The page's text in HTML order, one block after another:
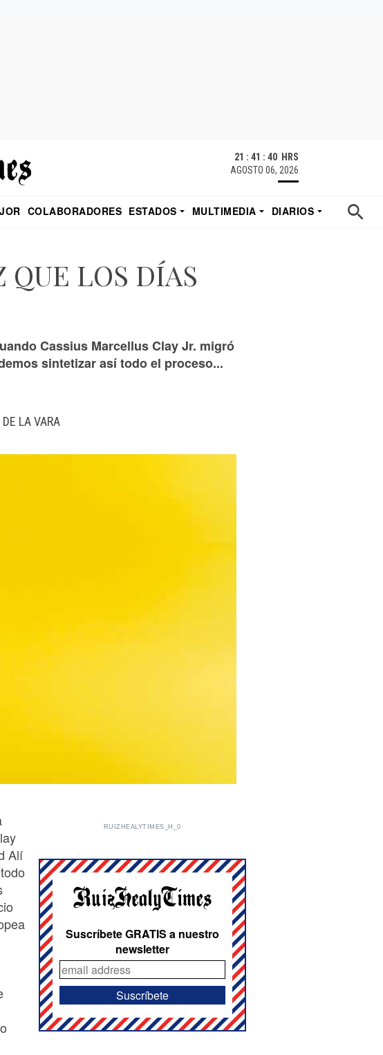
21 : 41 : 41 HRS
AGOSTO 06, 2026
COLABORADORES ESTADOS MULTIMEDIA
DIARIOS
QUE LOS DÍAS
Cassius Marcellus Clay Jr. migró
sintetizar así todo el proceso...
LA VARA
Alí
RUIZHEALYTIMES_H_0
Suscríbete GRATIS a nuestro
newsletter